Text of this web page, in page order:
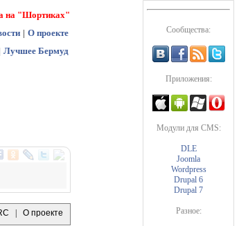
Сообщества:
Приложения:
Модули для CMS:
DLE
Joomla
Wordpress
Drupal 6
Drupal 7
Разное:
на "Шортиках"
| О проекте
Лучшее Бермуд
О проекте